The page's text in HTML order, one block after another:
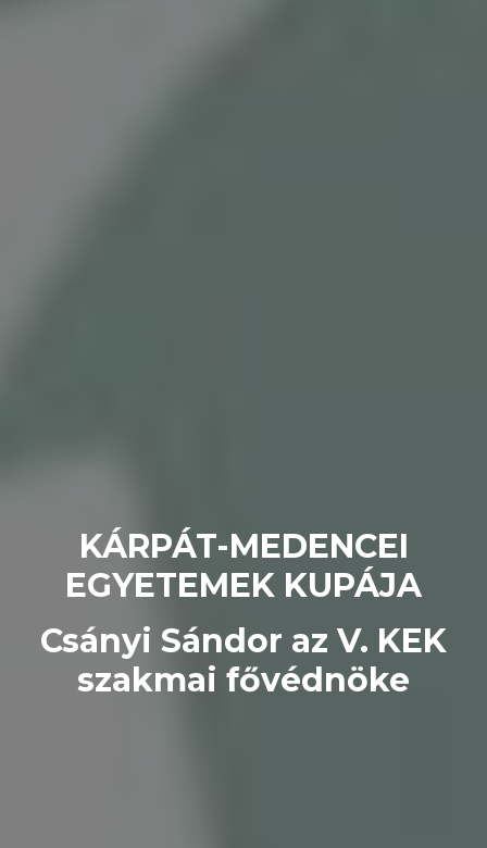
KÁRPÁT-MEDENCEI
EGYETEMEK KUPÁJA
Csányi Sándor az V. KEK
szakmai fővédnöke